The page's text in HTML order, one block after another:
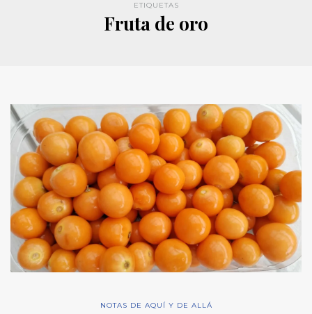
ETIQUETAS
Fruta de oro
NOTAS DE AQUÍ Y DE ALLÁ